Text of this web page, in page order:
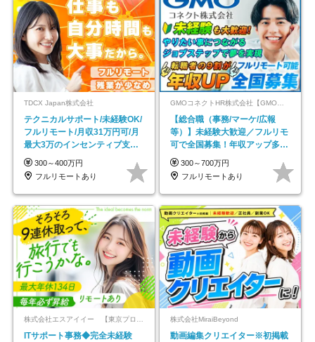
TDCX Japan株式会社
テクニカルサポート/未経験OK/
フルリモート/月収31万円可/月
最大3万のインセンティブ支給/
平均年齢33歳
300～400万円
フルリモートあり
GMOコネクトHR株式会社【GMOインターネットグループ】
【総合職（事務/マーケ/広報
等）】未経験大歓迎／フルリモ
可で全国募集！年収アップ多数
★年休最大130日★
300～700万円
フルリモートあり
株式会社エスアイイー 【東京プロマーケット上場】
ITサポート事務◆完全未経験
株式会社MiraiBeyond
動画編集クリエイター※初掲載